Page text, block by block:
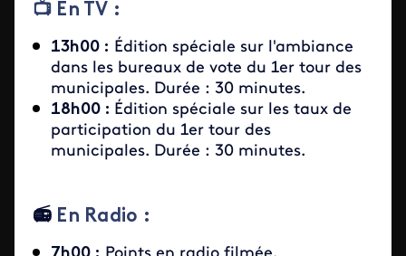
📺​ En TV :
13h00 : Édition spéciale sur l'ambiance
dans les bureaux de vote du 1er tour des
municipales. Durée : 30 minutes.
18h00 : Édition spéciale sur les taux de
participation du 1er tour des
municipales. Durée : 30 minutes.
​📻​ En Radio :